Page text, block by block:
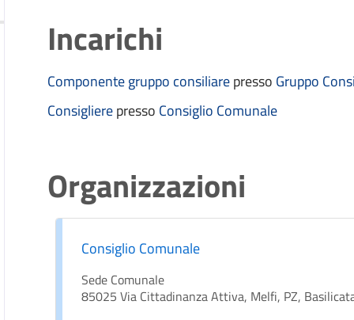
Incarichi
Componente gruppo consiliarepresso Gruppo
Consiglierepresso Consiglio Comunale
Organizzazioni
Consiglio Comunale
Sede Comunale
85025 Via Cittadinanza Attiva, Melfi, PZ,